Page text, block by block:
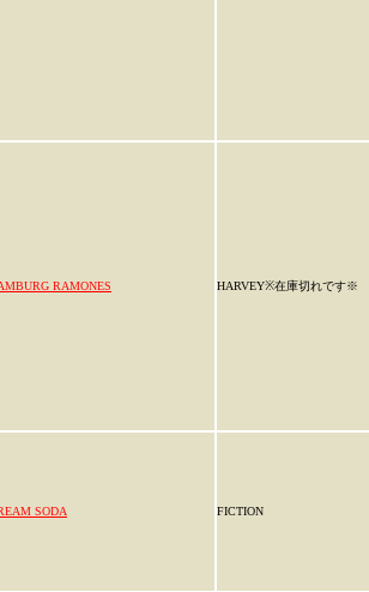
RAMONES HARVEY※在庫切れです※
SODA FICTION